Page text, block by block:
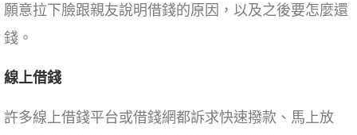
願意拉下臉跟親友說明借錢的原因，以及之後要怎麼還
錢。
線上借錢
許多線上借錢平台或借錢網都訴求快速撥款、馬上放